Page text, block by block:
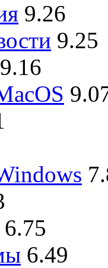
9.26
9.25
9.16
6.75
6.49